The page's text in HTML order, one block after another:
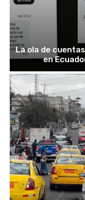
La ola de
en